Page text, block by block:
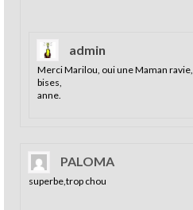
admin
Merci Marilou, oui une Maman ravie,
bises,
anne.
PALOMA
superbe,trop chou